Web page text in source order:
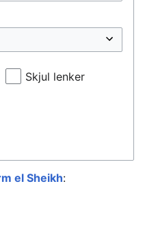
Skjul lenker
el Sheikh: